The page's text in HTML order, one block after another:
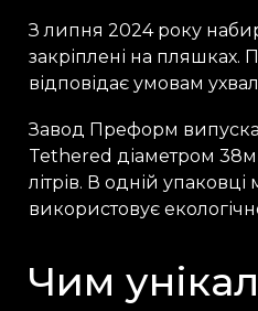
З липня 2024 року
закріплені на пляшках.
відповідає умовам
Завод Преформ
Tethered діаметром
літрів. В одній
використовує
Чим